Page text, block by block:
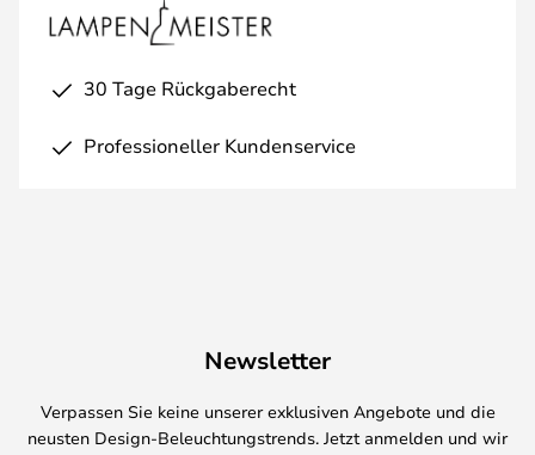
30 Tage Rückgaberecht
Professioneller Kundenservice
Newsletter
Verpassen Sie keine unserer exklusiven Angebote und die
neusten Design-Beleuchtungstrends. Jetzt anmelden und wir